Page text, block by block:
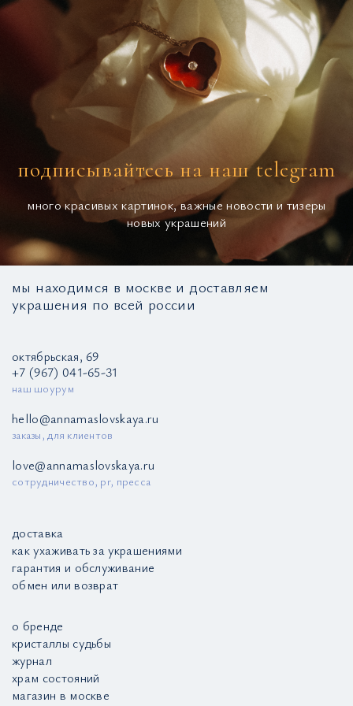
подписывайтесь на наш telegram
много красивых картинок, важные новости и тизеры
новых украшений
мы находимся в москве и доставляем
украшения по всей россии
октябрьская, 69
+7 (967) 041-65-31
наш шоурум
hello@annamaslovskaya.ru
заказы, для клиентов
love@annamaslovskaya.ru
сотрудничество, pr, пресса
доставка
как ухаживать за украшениями
гарантия и обслуживание
обмен или возврат
о бренде
кристаллы судьбы
журнал
храм состояний
магазин в москве